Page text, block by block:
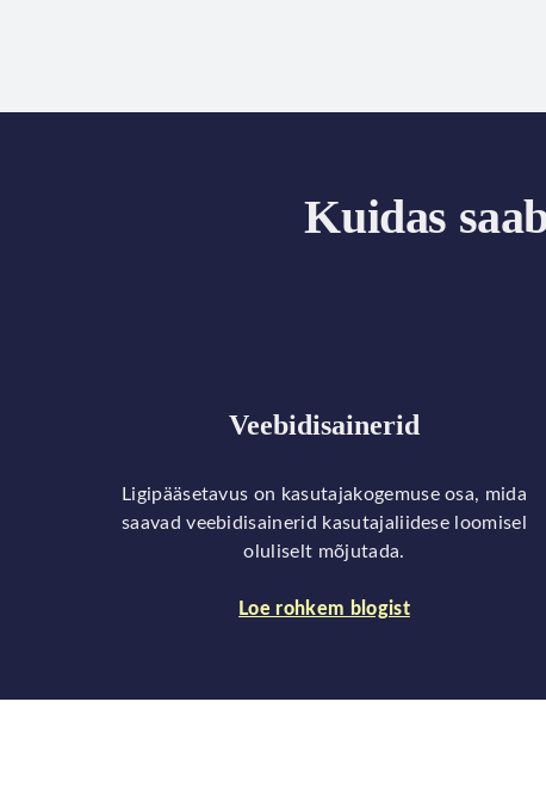
Kuidas
Veebidisainerid
Ligipääsetavus on kasutajakogemuse osa, mida
saavad veebidisainerid kasutajaliidese loomisel
oluliselt mõjutada.
Loe rohkem blogist